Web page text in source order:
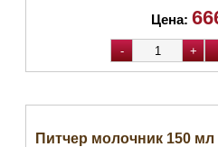
Цена:
Питчер молочник 150 мл